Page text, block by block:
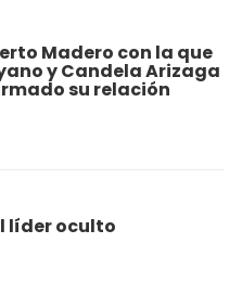
Madero con la que
y Candela Arizaga
su relación
líder oculto